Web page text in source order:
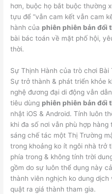
hơn, buộc họ bắt buộc thường
tựu để “vẫn cam kết vẫn cam
hành của phiên phiên bản đổi
bài bác toán về mặt phố hội,
thời.
Sự Thịnh Hành của trò chơi Bài
Sự trở thành & phát triển khỏe
nghệ đương đại di động vẫn
tiêu dùng phiên phiên bản đổi
nhật iOS & Android. Tính luôn
khi đa số nơi vẫn phù hợp
sáng chế tác một Thị Trường
trong khoảng ko ít ngôi nhà trở
phía trong & không tính trời
gồm do sự luôn thể dụng này
thành viên nghịch ko dung
quật ra giá thành tham gia.